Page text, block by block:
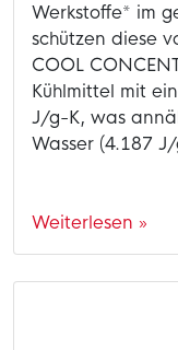
Werkstoffe* im
schützen diese
COOL
Kühlmittel mit
J/g-K, was
Wasser (4.187
Weiterlesen »